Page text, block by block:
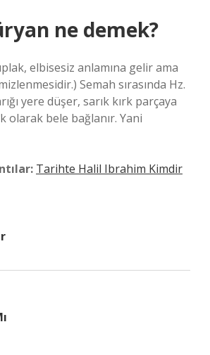
ne demek?
elbisesiz anlamına gelir ama
Semah sırasında Hz.
yere düşer, sarık kırk parçaya
olarak bele bağlanır. Yani
Tarihte Halil Ibrahim Kimdir